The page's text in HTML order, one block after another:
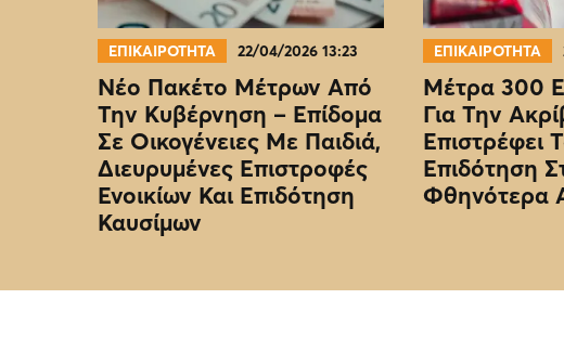
ΕΠΙΚΑΙΡΟΤΗΤΑ 22/04/2026 13:23
Νέο Πακέτο Μέτρων Από
Την Κυβέρνηση – Επίδομα
Σε Οικογένειες Με Παιδιά,
Διευρυμένες Επιστροφές
Ενοικίων Και Επιδότηση
Καυσίμων
ΕΠΙΚΑΙΡΟΤΗΤΑ
Μέτρα 300
Για Την
Επιστρέφει
Επιδότηση
Φθηνότερα